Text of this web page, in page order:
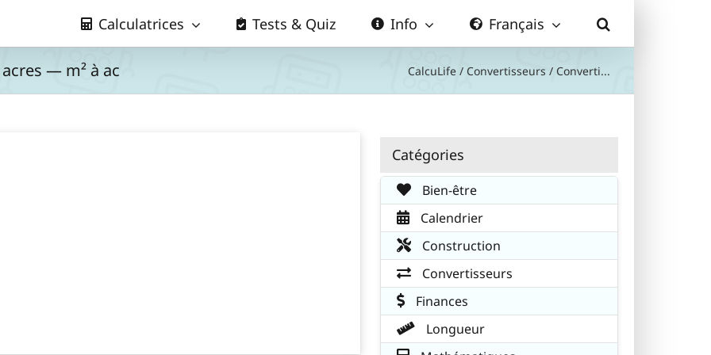
Calculatrices Tests & Quiz Info Français
— m² à ac CalcuLife / Convertisseurs / Converti...
Catégories
Bien-être
Calendrier
Construction
Convertisseurs
Finances
Longueur